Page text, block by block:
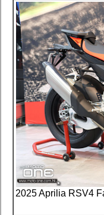
2025 Aprilia RSV4